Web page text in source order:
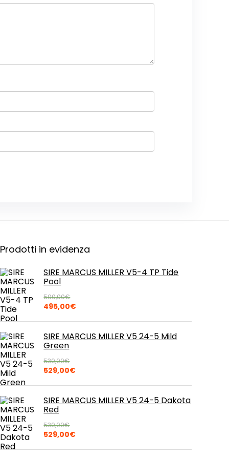
Prodotti in evidenza
SIRE MARCUS MILLER V5-4 TP Tide
Pool
500,00€
Il
originale
era:
500,00€.
495,00€Il
attuale
è:
495,00€.
SIRE MARCUS MILLER V5 24-5 Mild
Green
530,00€
Il
originale
era:
530,00€.
529,00€Il
attuale
è:
529,00€.
SIRE MARCUS MILLER V5 24-5 Dakota
Red
530,00€
Il
originale
529,00€Il
attuale